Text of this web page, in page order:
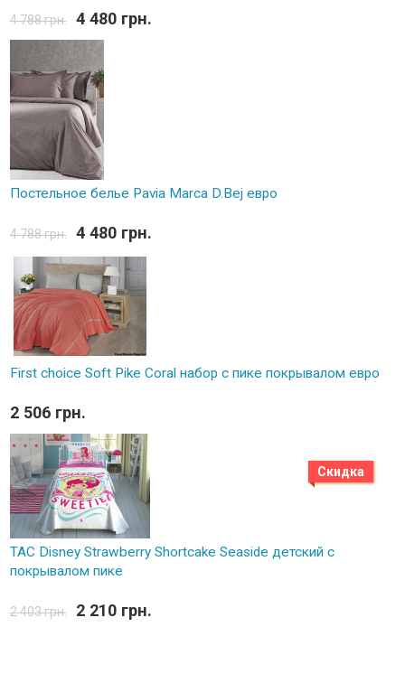
4 788 грн. 4 480 грн.
Постельное белье Pavia Marca D.Bej евро
4 788 грн. 4 480 грн.
First choice Soft Pike Coral набор с пике покрывалом евро
2 506 грн.
Скидка
TAC Disney Strawberry Shortcake Seaside детский с
покрывалом пике
2 403 грн. 2 210 грн.